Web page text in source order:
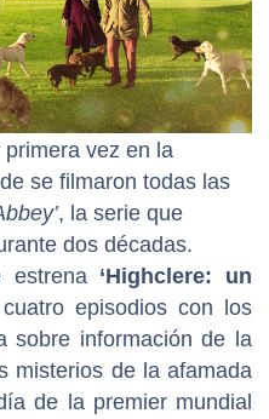
vez en la
se filmaron todas las
, la serie que
dos décadas.
estrena ‘Highclere: un
episodios con los
sobre información de la
misterios de la afamada
de la premier mundial